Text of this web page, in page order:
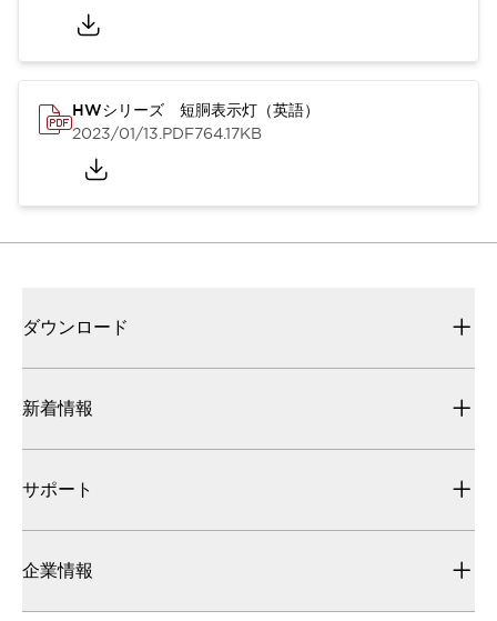
HWシリーズ 短胴表示灯（英語）
2023/01/13.PDF764.17KB
ダウンロード
新着情報
サポート
企業情報